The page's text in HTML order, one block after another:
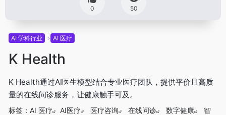
0 50
AI 学科行业 AI 医疗
K Health
K Health通过AI医生模型结合专业医疗团队，提供平价且高质
量的在线问诊服务，让健康触手可及。
标签： AI 医疗 AI医疗 医疗咨询 在线问诊 数字健康
智